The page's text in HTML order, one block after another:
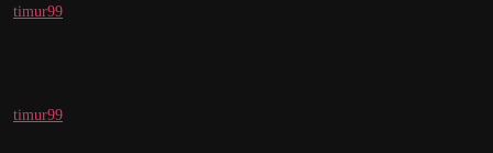
timur99
timur99